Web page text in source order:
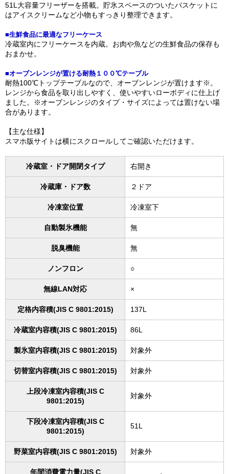
51L大容量フリーザーを搭載。貯氷スペースのついたバスケットに
はアイスクリームなど小物もすっきり整理できます。
■生鮮食品に最適なフリーケース
冷蔵室内にフリーケースを内蔵。お肉や魚などの生鮮食品の保存も
おまかせ。
■オーブンレンジが置ける耐熱１００℃テーブル
耐熱100℃トップテーブルなので、オーブンレンジが置けます※。
レンジから食品を取り出しやすく、使いやすいローボディに仕上げ
ました。※オーブンレンジのタイプ・サイズによっては置けない場
合があります。
【主な仕様】
スマホ版サイトは横にスクロールしてご確認いただけます。
冷蔵室・ドア開閉タイプ 右開き
冷蔵庫・ドア数 ２ドア
冷凍室位置 冷凍室下
自動製氷機能 無
脱臭機能 無
ノンフロン ○
無線LAN対応 ×
定格内容積(JIS C 9801:2015) 137L
冷蔵室内容積(JIS C 9801:2015) 86L
製氷室内容積(JIS C 9801:2015) 対象外
切替室内容積(JIS C 9801:2015) 対象外
上段冷凍室内容積(JIS C
9801:2015)
対象外
下段冷凍室内容積(JIS C
9801:2015)
51L
野菜室内容積(JIS C 9801:2015) 対象外
年間消費電力量(JIS C